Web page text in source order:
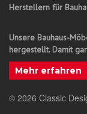
Herstellern für
Unsere Bauhaus-
hergestellt. Damit
Mehr erfahren
© 2026 Classic